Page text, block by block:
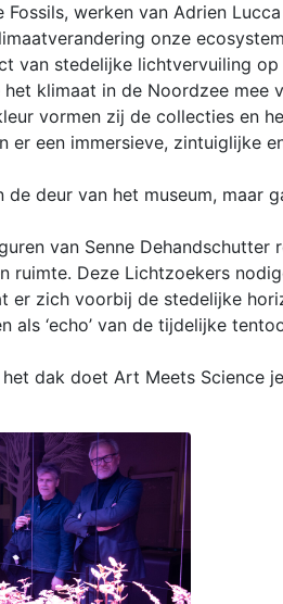
Fossils, werken van Adrien
onze
van stedelijke lichtvervuiling
klimaat in de Noordzee mee
vormen zij de collecties en
er een immersieve, zintuiglijke
deur van het museum, maar
van Senne
ruimte. Deze Lichtzoekers
er zich voorbij de stedelijke
als ‘echo’ van de tijdelijke
dak doet Art Meets Science